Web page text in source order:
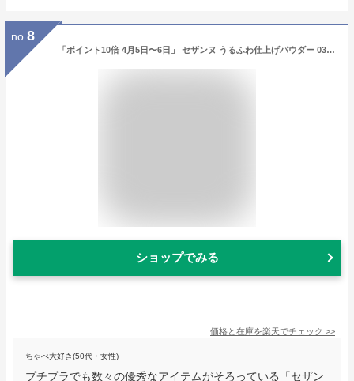
no. 8
「ポイント10倍 4月5日〜6日」 セザンヌ うるふわ仕上げパウダー 03ルーセントクリア フェイスパウダー アットコスメ 正規品
ショップでみる
価格と在庫を楽天でチェック >>
ちゃぺ大好き(50代・女性)
プチプラでも数々の優秀なアイテムがそろっている「セザン